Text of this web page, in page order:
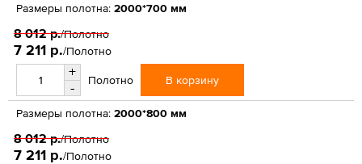
Размеры полотна: 2000*700 мм
8 012 р./Полотно
7 211 р./Полотно
+
-
Полотно В корзину
Размеры полотна: 2000*800 мм
8 012 р./Полотно
7 211 р./Полотно